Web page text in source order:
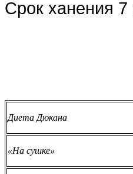
Срок ханения 7
Диета Дюкана
«На сушке»